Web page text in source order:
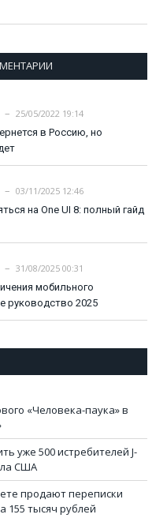
25/05/2022 19:14
в Россию, но
03/11/2025 12:46
на One UI 8: полный гайд
31/08/2025 00:31
мобильного
руководство 2025
«Человека-паука» в
уже 500 истребителей J-
США
продают переписки
155 тысяч рублей